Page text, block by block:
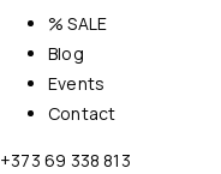
% SALE
Blog
Events
Contact
+373 69 338 813